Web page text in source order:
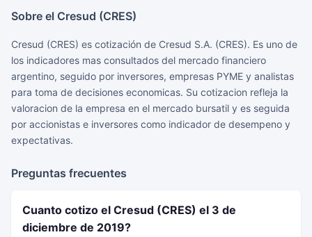
Sobre el Cresud (CRES)
Cresud (CRES) es cotización de Cresud S.A. (CRES). Es uno de
los indicadores mas consultados del mercado financiero
argentino, seguido por inversores, empresas PYME y analistas
para toma de decisiones economicas. Su cotizacion refleja la
valoracion de la empresa en el mercado bursatil y es seguida
por accionistas e inversores como indicador de desempeno y
expectativas.
Preguntas frecuentes
Cuanto cotizo el Cresud (CRES) el 3 de
diciembre de 2019?